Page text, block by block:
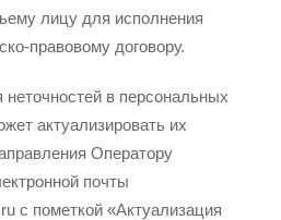
лицу для исполнения
правовому договору.
в персональных
актуализировать их
Оператору
почты
с пометкой «Актуализация